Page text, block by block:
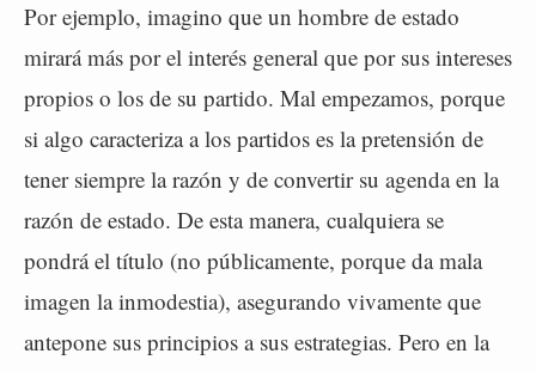
Por ejemplo, imagino que un hombre de estado
mirará más por el interés general que por sus intereses
propios o los de su partido. Mal empezamos, porque
si algo caracteriza a los partidos es la pretensión de
tener siempre la razón y de convertir su agenda en la
razón de estado. De esta manera, cualquiera se
pondrá el título (no públicamente, porque da mala
imagen la inmodestia), asegurando vivamente que
antepone sus principios a sus estrategias. Pero en la